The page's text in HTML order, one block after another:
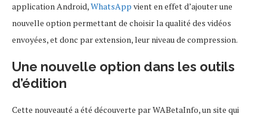
application Android,WhatsApp vient en effet d’ajouter une
nouvelle option permettant de choisir la qualité des vidéos
envoyées, et donc par extension, leur niveau de compression.
Une nouvelle option dans les outils
d’édition
Cette nouveauté a été découverte par WABetaInfo, un site qui